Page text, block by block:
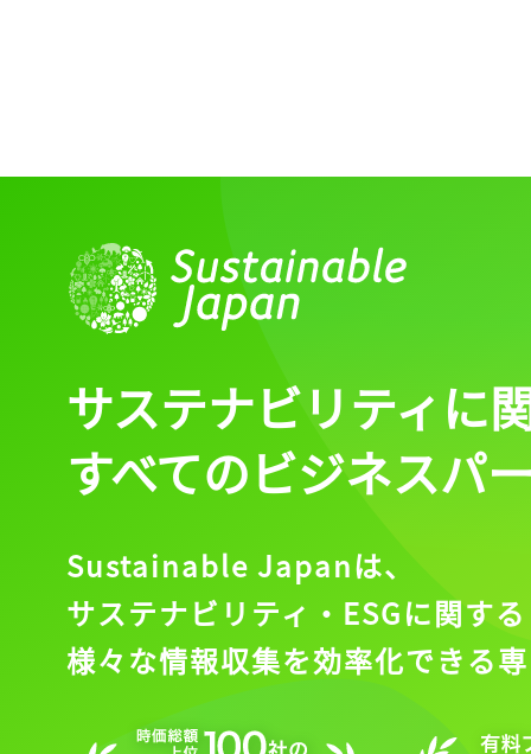
サステナビリティに
すべてのビジネスパ
Sustainable Japanは、
サステナビリティ・ESGに関する
様々な情報収集を効率化できる